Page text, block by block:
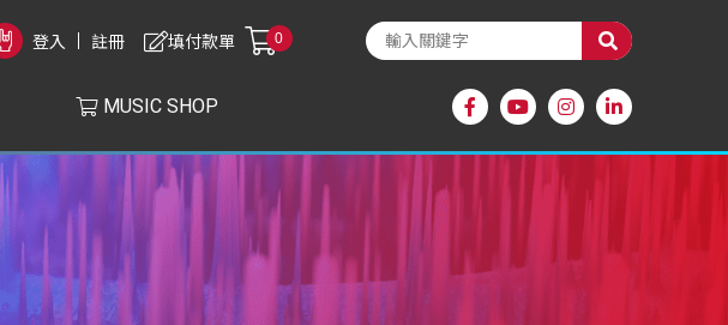
登入 註冊 0
填付款單
MUSIC SHOP